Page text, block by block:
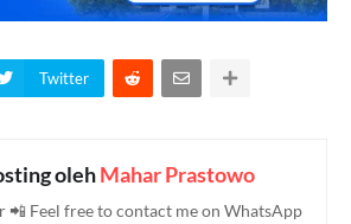
Twitter
olehMahar Prastowo
📲 Feel free to contact me on WhatsApp